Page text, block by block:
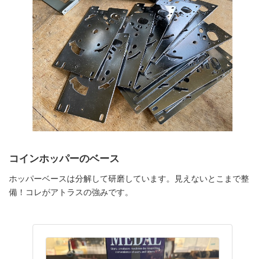
コインホッパーのベース
ホッパーベースは分解して研磨しています。見えないとこまで整
備！コレがアトラスの強みです。